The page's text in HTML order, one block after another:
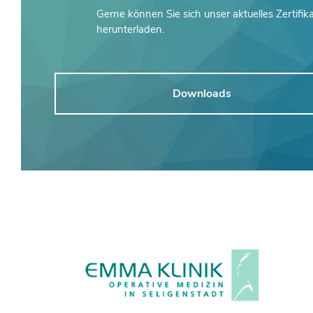
Gerne können Sie sich unser aktuelles
herunterladen.
Downloads